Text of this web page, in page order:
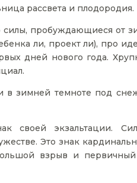
рассвета и плодородия.
пробуждающиеся от
ли, проект ли), про
дней нового года.
в зимней темноте под
своей экзальтации.
Это знак
взрыв и